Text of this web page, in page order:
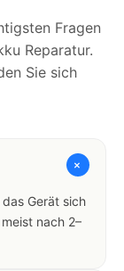
Fragen
Reparatur.
Sie sich
+
Gerät sich
nach 2–